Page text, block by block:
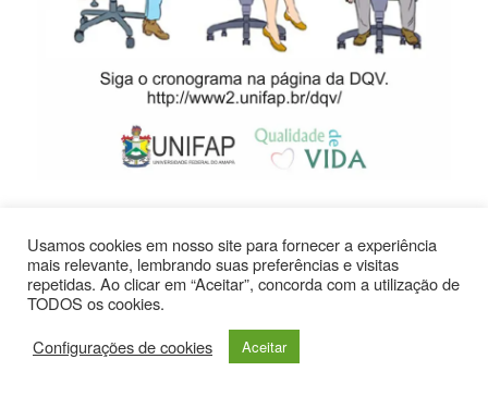
Novamente
Manter a⁣ organização dos seus arquivos⁣ é fundamental ‍para
evitar ⁤o⁣ estresse de ⁢perder uma pasta ⁣importante. Aqui estão
permaneçam seguras:
Usamos cookies em nosso site para fornecer a experiência
mais relevante, lembrando suas preferências e visitas
repetidas. Ao clicar em “Aceitar”, concorda com a utilização de
TODOS os cookies.
Configurações de cookies
Aceitar